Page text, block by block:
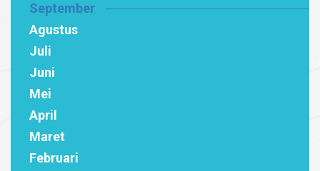
September
Agustus
Juli
Juni
Mei
April
Maret
Februari